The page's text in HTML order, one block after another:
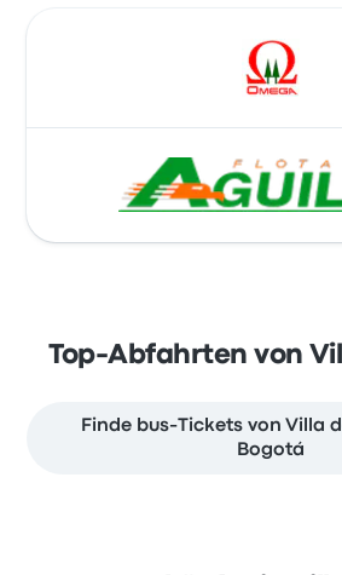
Top-Abfahrten von
Finde bus-Tickets von Villa
Bogotá